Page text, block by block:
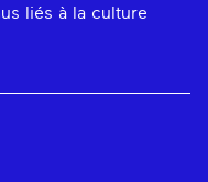
liés à la culture